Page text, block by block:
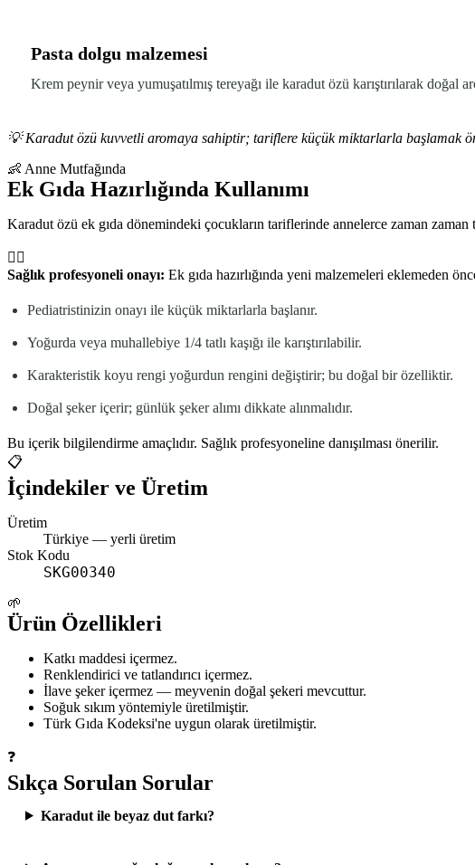
Pasta dolgu malzemesi
Krem peynir veya yumuşatılmış tereyağı ile karadut özü karıştırılarak doğal
💡Karadut özü kuvvetli aromaya sahiptir; tariflere küçük miktarlarla başlamak
👶 Anne Mutfağında
Ek Gıda Hazırlığında Kullanımı
Karadut özü ek gıda dönemindeki çocukların tariflerinde annelerce zaman
👩‍⚕️
Sağlık profesyoneli onayı: Ek gıda hazırlığında yeni malzemeleri eklemeden
Pediatristinizin onayı ile küçük miktarlarla başlanır.
Yoğurda veya muhallebiye 1/4 tatlı kaşığı ile karıştırılabilir.
Karakteristik koyu rengi yoğurdun rengini değiştirir; bu doğal bir özelliktir.
Doğal şeker içerir; günlük şeker alımı dikkate alınmalıdır.
Bu içerik bilgilendirme amaçlıdır. Sağlık profesyoneline danışılması önerilir.
📋
İçindekiler ve Üretim
Üretim
Türkiye — yerli üretim
Stok Kodu
SKG00340
🌱
Ürün Özellikleri
Katkı maddesi içermez.
Renklendirici ve tatlandırıcı içermez.
İlave şeker içermez — meyvenin doğal şekeri mevcuttur.
Soğuk sıkım yöntemiyle üretilmiştir.
Türk Gıda Kodeksi'ne uygun olarak üretilmiştir.
❓
Sıkça Sorulan Sorular
Karadut ile beyaz dut farkı?